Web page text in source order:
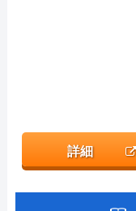
詳細